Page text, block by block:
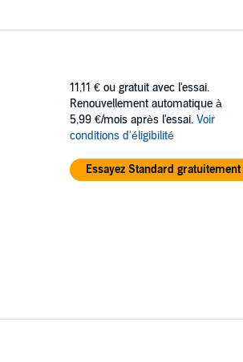
11,11 € ou gratuit avec l'essai.
Renouvellement automatique à
5,99 €/mois après l'essai. Voir
conditions d'éligibilité
Essayez Standard gratuitement